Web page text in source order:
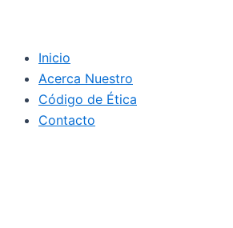
Inicio
Acerca Nuestro
Código de Ética
Contacto